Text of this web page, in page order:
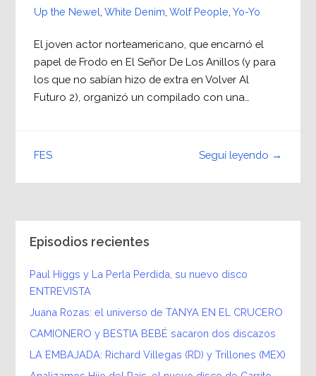
Up the Newel White Denim Wolf People Yo-Yo
El joven actor norteamericano, que encarnó el
papel de Frodo en El Señor De Los Anillos (y para
los que no sabían hizo de extra en Volver Al
Futuro 2), organizó un compilado con una…
Seguí leyendo →
FES
Episodios recientes
Paul Higgs y La Perla Perdida, su nuevo disco
ENTREVISTA
Juana Rozas: el universo de TANYA EN EL CRUCERO
CAMIONERO y BESTIA BEBÉ sacaron dos discazos
LA EMBAJADA: Richard Villegas (RD) y Trillones (MEX)